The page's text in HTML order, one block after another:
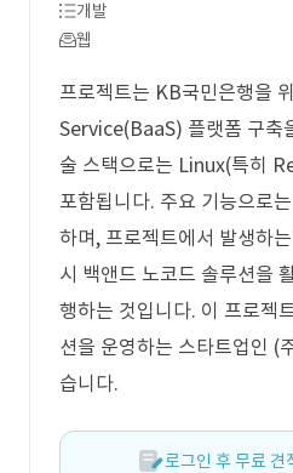
개발
웹
프로젝트는 KB국민은행을
Service(BaaS) 플랫폼 구축
술 스택으로는 Linux(특히
포함됩니다. 주요 기능으로
하며, 프로젝트에서 발생하
시 백앤드 노코드 솔루션을
행하는 것입니다. 이 프로젝
션을 운영하는 스타트업인 (
습니다.
로그인 후 무료 견